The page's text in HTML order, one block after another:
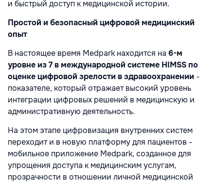
и быстрый доступ к медицинской истории.
Простой и безопасный цифровой медицинский
опыт
В настоящее время Medpark находится на 6-м
уровне из 7 в международной системе HIMSS по
оценке цифровой зрелости в здравоохранении -
показателе, который отражает высокий уровень
интеграции цифровых решений в медицинскую и
административную деятельность.
На этом этапе цифровизация внутренних систем
переходит и в новую платформу для пациентов -
мобильное приложение Medpark, созданное для
упрощения доступа к медицинским услугам,
прозрачности в отношении личной медицинской